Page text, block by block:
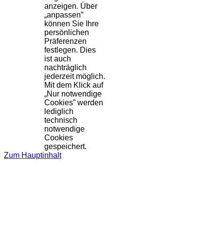
anzeigen. Über
„anpassen”
können Sie Ihre
persönlichen
Präferenzen
festlegen. Dies
ist auch
nachträglich
jederzeit möglich.
Mit dem Klick auf
„Nur notwendige
Cookies” werden
lediglich
technisch
notwendige
Cookies
gespeichert.
Zum Hauptinhalt